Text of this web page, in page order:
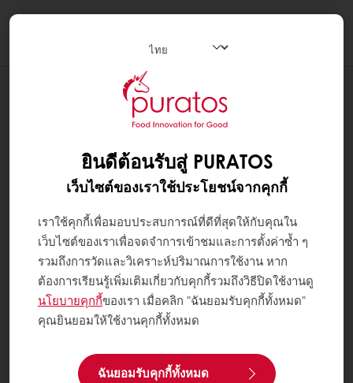
PASSION VENEZUELA BONBON
ยินดีต้อนรับสู่ PURATOS
เว็บไซต์ของเราใช้ประโยชน์จากคุกกี้
เราใช้คุกกี้เพื่อมอบประสบการณ์ที่ดีที่สุดให้กับคุณใน
เว็บไซต์ของเราเพื่อจดจำการเข้าชมและการตั้งค่าซ้ำ ๆ
รวมถึงการวัดและวิเคราะห์ปริมาณการใช้งาน หาก
ต้องการเรียนรู้เพิ่มเติมเกี่ยวกับคุกกี้รวมถึงวิธีปิดใช้งานดู
นโยบายคุกกี้ของเรา เมื่อคลิก "ฉันยอมรับคุกกี้ทั้งหมด"
คุณยินยอมให้ใช้งานคุกกี้ทั้งหมด
ฉันยอมรับคุกกี้ทั้งหมด